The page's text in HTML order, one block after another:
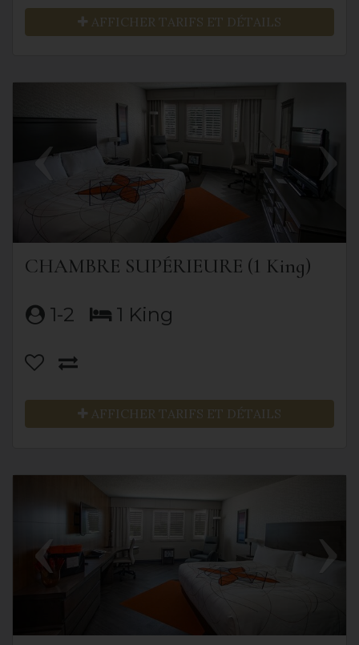
AFFICHER TARIFS ET DÉTAILS
CHAMBRE SUPÉRIEURE (1 King)
1-2 1 King
AFFICHER TARIFS ET DÉTAILS